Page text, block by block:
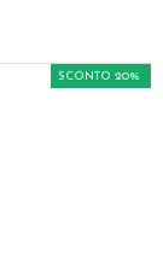
SCONTO 20%